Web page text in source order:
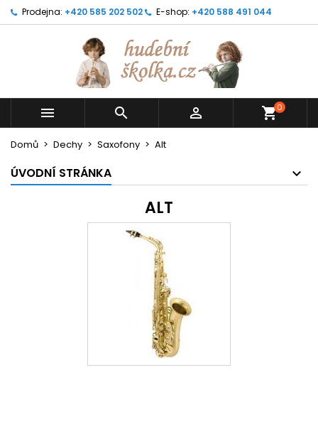
Prodejna: +420 585 202 502 E-shop: +420 588 491 044
   shopping_cart0
Domů Dechy Saxofony Alt
ÚVODNÍ STRÁNKA
ALT